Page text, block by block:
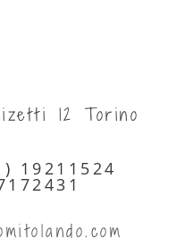
12 Torino
19211524